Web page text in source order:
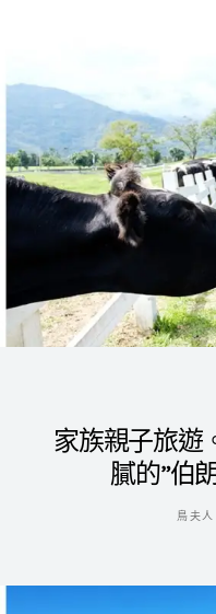
家族親子旅遊
膩的”伯
鳥夫人